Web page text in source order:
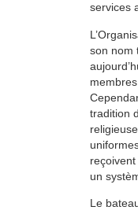
services
son nom
tradition
un
Le